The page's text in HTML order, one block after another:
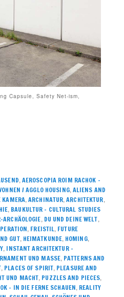
Capsule, Safety Net-ism,
, AEROSCOPIA ROIM RACHOK –
/ AGGLO HOUSING, ALIENS AND
KAMERA,ARCHINATUR,ARCHITEKTUR,
, BAUKULTUR – CULTURAL STUDIES
ARCHÄOLOGIE, DU UND DEINE WELT,
, FREISTIL, FUTURE
GUT, HEIMATKUNDE, HOMING,
, INSTANT ARCHITEKTUR –
UND MASSE, PATTERNS AND
, PLACES OF SPIRIT, PLEASURE AND
UND MACHT, PUZZLES AND PIECES,
– IN DIE FERNE SCHAUEN, REALITY